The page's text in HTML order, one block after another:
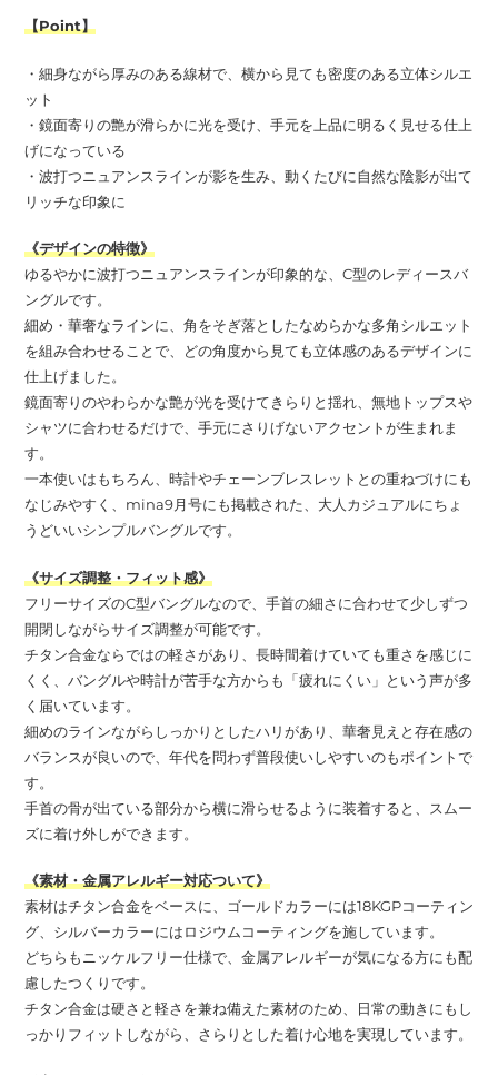
【Point】
・細身ながら厚みのある線材で、横から見ても密度のある立体シルエ
ット
・鏡面寄りの艶が滑らかに光を受け、手元を上品に明るく見せる仕上
げになっている
・波打つニュアンスラインが影を生み、動くたびに自然な陰影が出て
リッチな印象に
《デザインの特徴》
ゆるやかに波打つニュアンスラインが印象的な、C型のレディースバ
ングルです。
細め・華奢なラインに、角をそぎ落としたなめらかな多角シルエット
を組み合わせることで、どの角度から見ても立体感のあるデザインに
仕上げました。
鏡面寄りのやわらかな艶が光を受けてきらりと揺れ、無地トップスや
シャツに合わせるだけで、手元にさりげないアクセントが生まれま
す。
一本使いはもちろん、時計やチェーンブレスレットとの重ねづけにも
なじみやすく、mina9月号にも掲載された、大人カジュアルにちょ
うどいいシンプルバングルです。
《サイズ調整・フィット感》
フリーサイズのC型バングルなので、手首の細さに合わせて少しずつ
開閉しながらサイズ調整が可能です。
チタン合金ならではの軽さがあり、長時間着けていても重さを感じに
くく、バングルや時計が苦手な方からも「疲れにくい」という声が多
く届いています。
細めのラインながらしっかりとしたハリがあり、華奢見えと存在感の
バランスが良いので、年代を問わず普段使いしやすいのもポイントで
す。
手首の骨が出ている部分から横に滑らせるように装着すると、スムー
ズに着け外しができます。
《素材・金属アレルギー対応ついて》
素材はチタン合金をベースに、ゴールドカラーには18KGPコーティン
グ、シルバーカラーにはロジウムコーティングを施しています。
どちらもニッケルフリー仕様で、金属アレルギーが気になる方にも配
慮したつくりです。
チタン合金は硬さと軽さを兼ね備えた素材のため、日常の動きにもし
っかりフィットしながら、さらりとした着け心地を実現しています。